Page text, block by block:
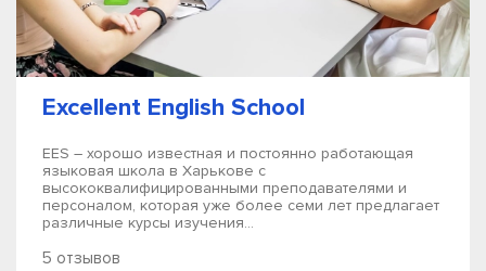
Excellent English School
EES – хорошо известная и постоянно работающая
языковая школа в Харькове с
высококвалифицированными преподавателями и
персоналом, которая уже более семи лет предлагает
различные курсы изучения...
5 отзывов